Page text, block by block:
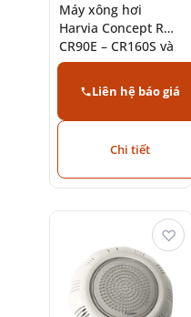
Máy xông hơi
Harvia Concept R
CR90E – CR160S và
Concept R Mini (3,5
– 16kW)Liên hệ báo giá
Chi tiết
♡